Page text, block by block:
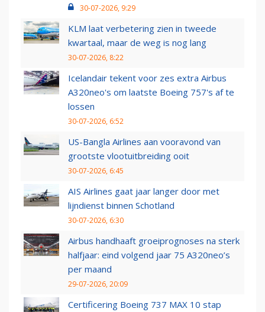
30-07-2026, 9:29
KLM laat verbetering zien in tweede
kwartaal, maar de weg is nog lang
30-07-2026, 8:22
Icelandair tekent voor zes extra Airbus
A320neo's om laatste Boeing 757's af te
lossen
30-07-2026, 6:52
US-Bangla Airlines aan vooravond van
grootste vlootuitbreiding ooit
30-07-2026, 6:45
AIS Airlines gaat jaar langer door met
lijndienst binnen Schotland
30-07-2026, 6:30
Airbus handhaaft groeiprognoses na sterk
halfjaar: eind volgend jaar 75 A320neo’s
per maand
29-07-2026, 20:09
Certificering Boeing 737 MAX 10 stap